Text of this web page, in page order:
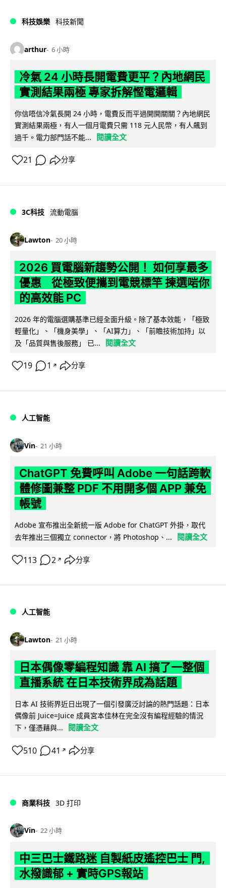
科技娛樂 科技新聞
arthur 6 小時
冷氣 24 小時長開電費更平？內地網民
實測結果兩極 專家拆解慳電邏輯
你信唔信冷氣長開 24 小時，電費反而平過開開關關？內地網民
實測結果兩極，有人一個月電費只需 118 元人民幣，有人飆到
過千。電力部門話不能...
閱讀全文
21 分享
3C科技 流動電腦
Lawton 20 小時
2026 買電腦新趨勢公開！ 如何享最多
優惠 從極致便攜到電競標竿 揀選啱你
的高效能 PC
2026 年的電腦選購基準已經全面升級。除了基本效能，「極致
輕量化」、「機身美學」、「AI算力」、「前瞻技術加持」以
及「品質與售後服務」 已...
閱讀全文
19 1 ↗ 分享
人工智能
Vin 21 小時
ChatGPT 免費呼叫 Adobe 一句話跨軟
體修圖兼整 PDF 不用開多個 APP 兼免
帳號
Adobe 宣布推出全新統一版 Adobe for ChatGPT 外掛，取代
去年推出三個獨立 connector，將 Photoshop、...
閱讀全文
113 2 ↗ 分享
人工智能
Lawton 21 小時
日本偶像零編程知識 靠 AI 搞了一整個
直播系統 在日本技術界成為話題
日本 AI 技術界近日出現了一個引發廣泛討論的熱門話題：日本
偶像前 Juice=Juice 成員宮本佳林在完全沒有編程經驗的情況
下，僅憑藉與...
閱讀全文
510 41 ↗ 分享
商業科技 3D 打印
Vin 22 小時
中三巴士鐵路迷 自製紙皮遙控巴士 門,
水撥識郁 + 實時GPS報站